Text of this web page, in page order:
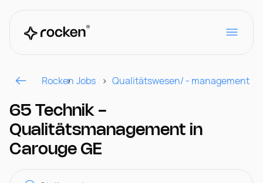
Für Arbeitgeber
Kontakt
Rocken Jobs Qualitätswesen/ - management
65 Technik -
Qualitätsmanagement in
Carouge GE